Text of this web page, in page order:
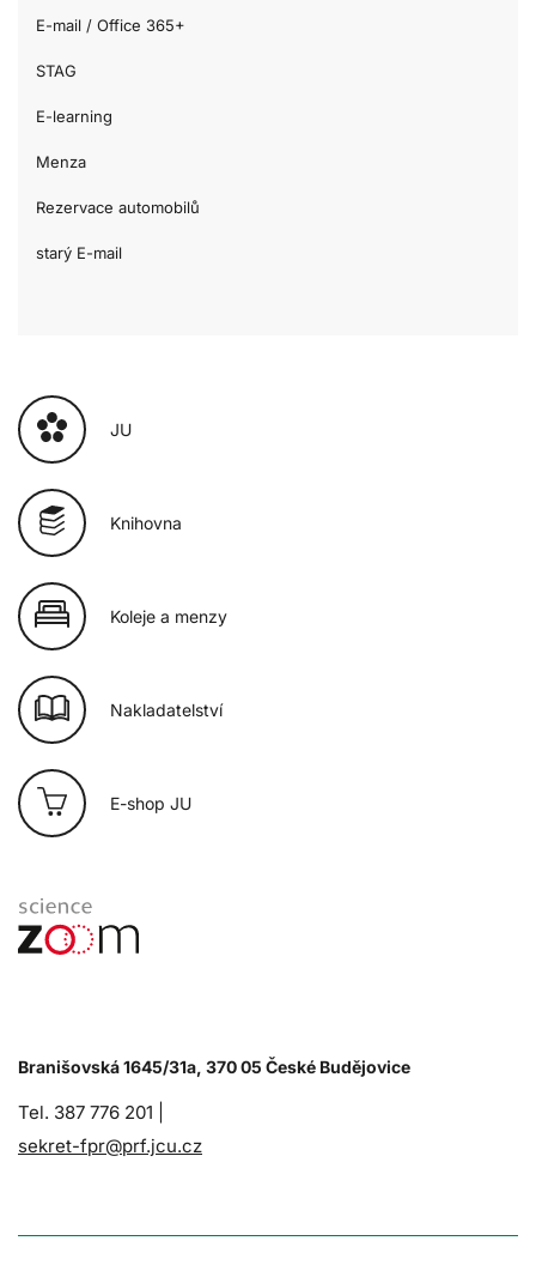
E-mail / Office 365+
STAG
E-learning
Menza
Rezervace automobilů
starý E-mail
JU
Knihovna
Koleje a menzy
Nakladatelství
E-shop JU
Branišovská 1645/31a, 370 05 České Budějovice
Tel. 387 776 201 |
sekret-fpr@prf.jcu.cz